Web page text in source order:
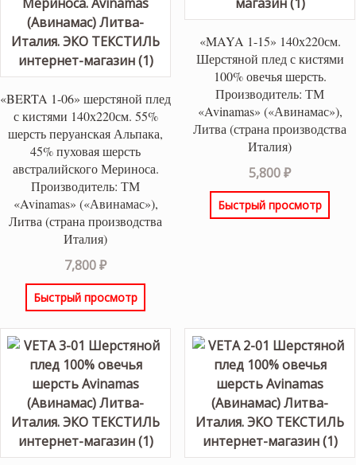
«BERTA 1-06» шерстяной плед
с кистями 140х220см. 55%
шерсть перуанская Альпака,
45% пуховая шерсть
австралийского Мериноса.
Производитель: ТМ
«Avinamas» («Авинамас»),
Литва (страна производства
Италия)
7,800₽
Быстрый просмотр
«MAYA 1-15» 140х220см.
Шерстяной плед с кистями
100% овечья шерсть.
Производитель: ТМ
«Avinamas» («Авинамас»),
Литва (страна производства
Италия)
5,800₽
Быстрый просмотр